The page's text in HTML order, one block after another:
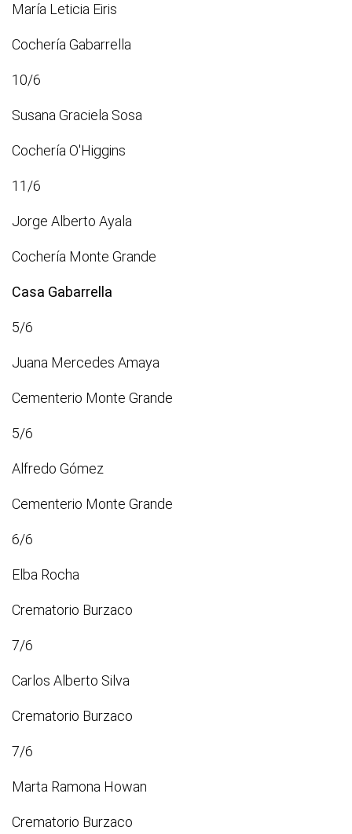
María Leticia Eiris
Cochería Gabarrella
10/6
Susana Graciela Sosa
Cochería O'Higgins
11/6
Jorge Alberto Ayala
Cochería Monte Grande
Casa Gabarrella
5/6
Juana Mercedes Amaya
Cementerio Monte Grande
5/6
Alfredo Gómez
Cementerio Monte Grande
6/6
Elba Rocha
Crematorio Burzaco
7/6
Carlos Alberto Silva
Crematorio Burzaco
7/6
Marta Ramona Howan
Crematorio Burzaco